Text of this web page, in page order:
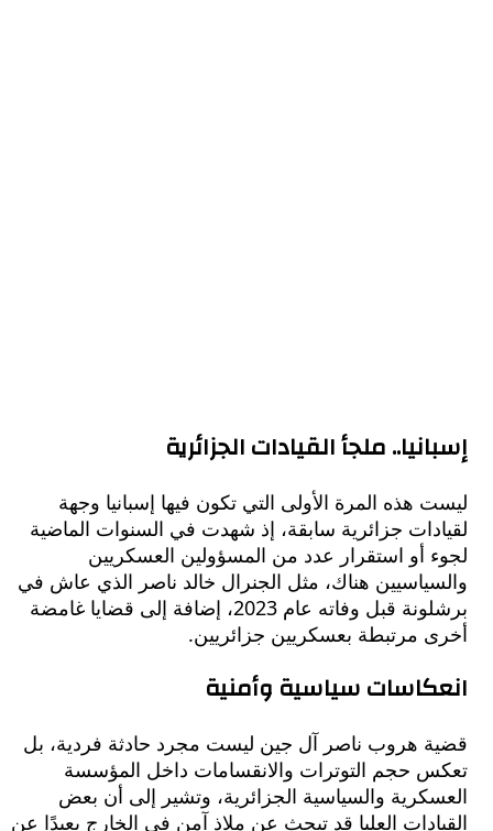
ملجأ القيادات الجزائرية
هذه المرة الأولى التي تكون فيها إسبانيا وجهة
جزائرية سابقة، إذ شهدت في السنوات الماضية
أو استقرار عدد من المسؤولين العسكريين
هناك، مثل الجنرال خالد ناصر الذي عاش في
برشلونة قبل وفاته عام 2023، إضافة إلى قضايا غامضة
مرتبطة بعسكريين جزائريين.
سياسية وأمنية
هروب ناصر آل جين ليست مجرد حادثة فردية، بل
حجم التوترات والانقسامات داخل المؤسسة
والسياسية الجزائرية، وتشير إلى أن بعض
العليا قد تبحث عن ملاذ آمن في الخارج بعيدًا عن